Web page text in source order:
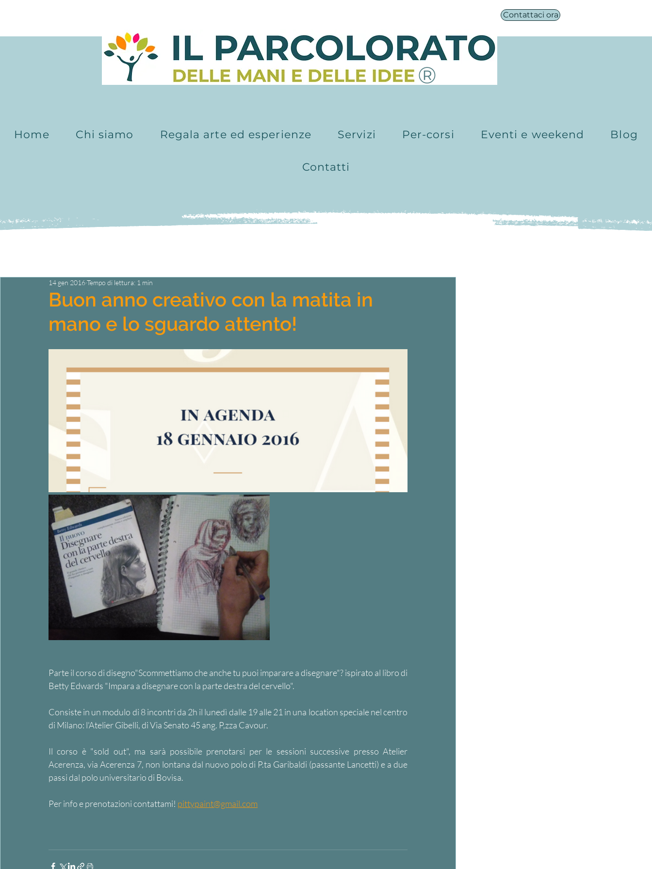
Contattaci ora
®
Home Chi siamo Regala arte ed esperienze Servizi Per-corsi Eventi e weekend Blog
Contatti
Buon anno creativo con la matita in
mano e lo sguardo attento!
14 gen 2016Tempo di lettura: 1 min
Parte il corso di disegno"Scommettiamo che anche tu puoi imparare a disegnare"? ispirato al libro di
Betty Edwards "Impara a disegnare con la parte destra del cervello".
Consiste in un modulo di 8 incontri da 2h il lunedì dalle 19 alle 21 in una location speciale nel centro
di Milano: l'Atelier Gibelli, di Via Senato 45 ang. P,zza Cavour.
Il corso è "sold out", ma sarà possibile prenotarsi per le sessioni successive presso Atelier
Acerenza, via Acerenza 7, non lontana dal nuovo polo di P.ta Garibaldi (passante Lancetti) e a due
passi dal polo universitario di Bovisa.
Per info e prenotazioni contattami! pittypaint@gmail.com